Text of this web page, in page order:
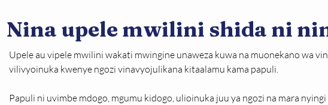
Nina upele mwilini shida ni
Upele au vipele mwilini wakati mwingine unaweza kuwa na muonekano wa
vilivyoinuka kwenye ngozi vinavyojulikana kitaalamu kama papuli.
Papuli ni uvimbe mdogo, mgumu kidogo, ulioinuka juu ya ngozi na mara